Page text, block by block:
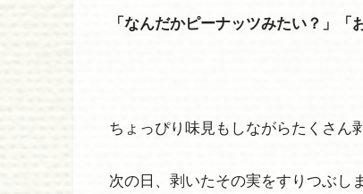
「なんだかピーナッツみたい？」「
ちょっぴり味見もしながらたくさん
次の日、剥いたその実をすりつぶし